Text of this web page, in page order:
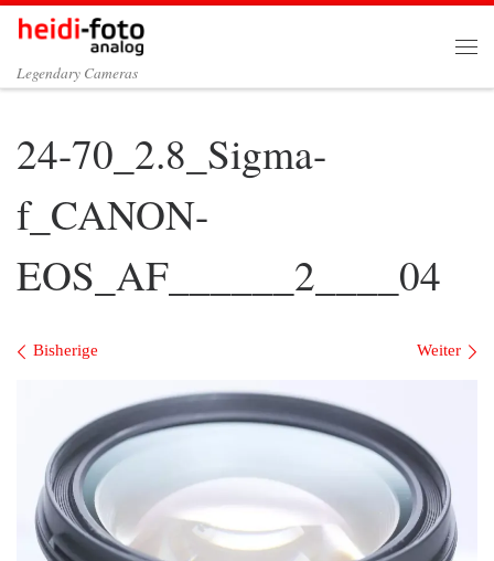
Zum Inhalt springen
Legendary Cameras
24-70_2.8_Sigma-
f_CANON-
EOS_AF______2____04
Bilder Navigation
Bisherige Weiter